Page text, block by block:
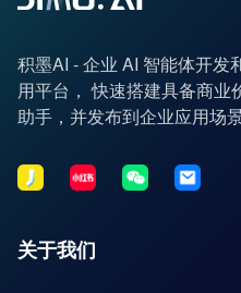
积墨AI - 企业 AI 智能体开发
用平台， 快速搭建具备商业
助手，并发布到企业应用场景
关于我们